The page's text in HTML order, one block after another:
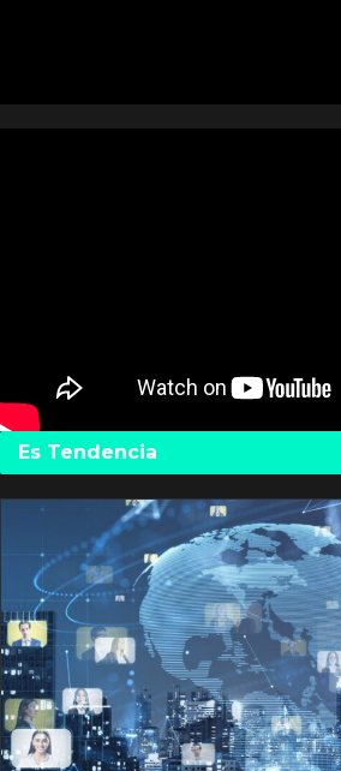
Es Tendencia